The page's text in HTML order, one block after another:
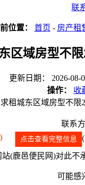
联
位置： 首页 - 房产租
区域房型不
更新日期： 2026-
操作：
收
求租城东区域房型不限
联系
点击查看完整信息
(鹿邑便民网)对此不
可能感